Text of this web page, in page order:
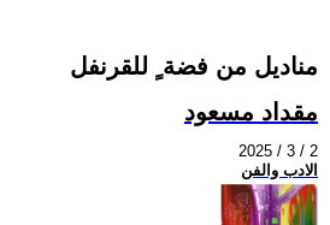
مناديل من فضة ٍ للقرنفل
مقداد مسعود
2025 / 3 / 2
الادب والفن